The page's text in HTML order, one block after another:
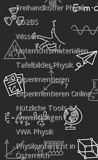
Freihandkoffer Physik
CO2BS
Wissen
Unterrichtsmaterialien
Tafelbilder Physik
Experimentieren
Experimentieren Online
Nützliche Tools &
Anwendungen
VWA Physik
Physikunterricht in
Österreich